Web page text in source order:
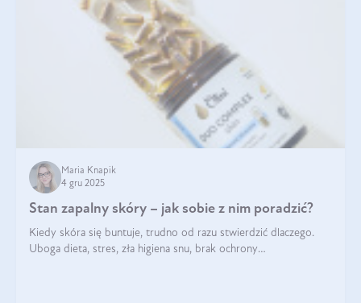
Maria Knapik
4 gru 2025
Stan zapalny skóry – jak sobie z nim poradzić?
Kiedy skóra się buntuje, trudno od razu stwierdzić dlaczego.
Uboga dieta, stres, zła higiena snu, brak ochrony